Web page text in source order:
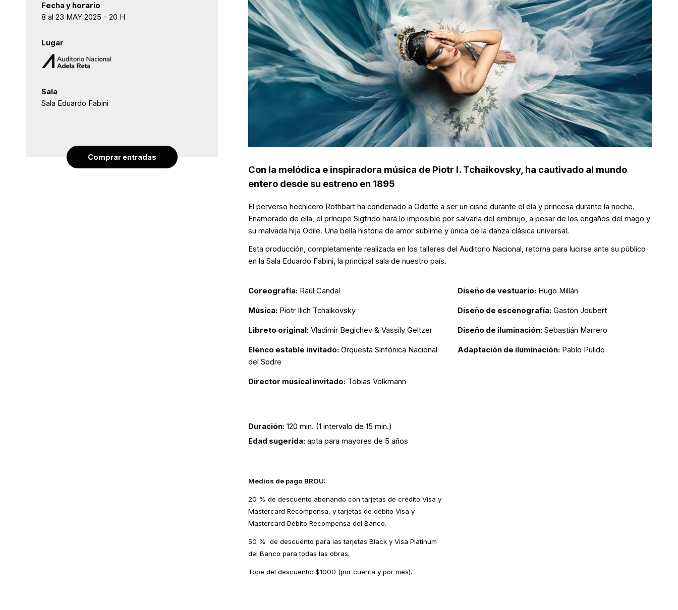
Con la melódica e inspiradora música de Piotr I. Tchaikovsky, ha cautivado al mundo
entero desde su estreno en 1895
El perverso hechicero Rothbart ha condenado a Odette a ser un cisne durante el día y princesa durante la noche.
Enamorado de ella, el príncipe Sigfrido hará lo imposible por salvarla del embrujo, a pesar de los engaños del mago y
su malvada hija Odile. Una bella historia de amor sublime y única de la danza clásica universal.
Esta producción, completamente realizada en los talleres del Auditorio Nacional, retorna para lucirse ante su público
en la Sala Eduardo Fabini, la principal sala de nuestro país.
Coreografía: Raúl Candal
Música: Piotr Ilich Tchaikovsky
Libreto original: Vladimir Begichev & Vassily Geltzer
Elenco estable invitado: Orquesta Sinfónica Nacional
del Sodre
Director musical invitado: Tobias Volkmann
Diseño de vestuario: Hugo Millán
Diseño de escenografía: Gastón Joubert
Diseño de iluminación: Sebastián Marrero
Adaptación de iluminación: Pablo Pulido
Duración: 120 min. (1 intervalo de 15 min.)
Edad sugerida: apta para mayores de 5 años
Medios de pago BROU:
20 % de descuento abonando con tarjetas de crédito Visa y
Mastercard Recompensa, y tarjetas de débito Visa y
Mastercard Débito Recompensa del Banco.
50 % de descuento para las tarjetas Black y Visa Platinum
del Banco para todas las obras.
Tope del descuento: $1000 (por cuenta y por mes).
Fecha y horario
8 al 23 MAY 2025 - 20 H
Lugar
Sala
Sala Eduardo Fabini
Comprar entradas